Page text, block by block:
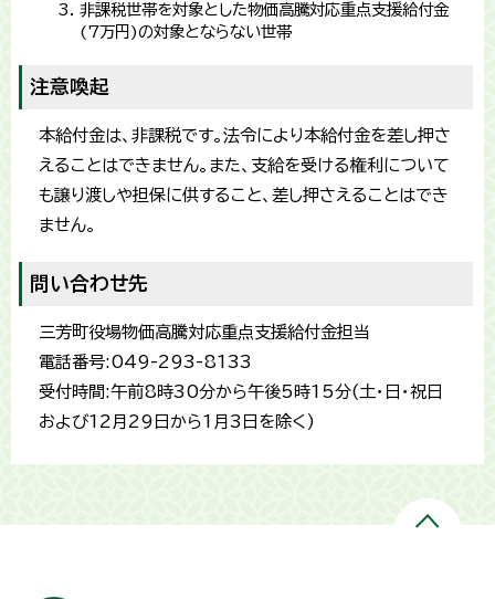
非課税世帯を対象とした物価高騰対応重点支援給付金
(7万円)の対象とならない世帯
注意喚起
本給付金は、非課税です。法令により本給付金を差し押さ
えることはできません。また、支給を受ける権利について
も譲り渡しや担保に供すること、差し押さえることはでき
ません。
問い合わせ先
三芳町役場物価高騰対応重点支援給付金担当
電話番号:049-293-8133
受付時間:午前8時30分から午後5時15分(土・日・祝日
および12月29日から1月3日を除く)